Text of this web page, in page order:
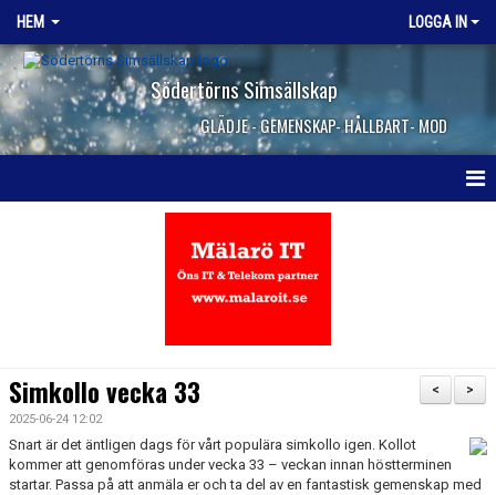
HEM LOGGA IN
Södertörns Simsällskap
GLÄDJE - GEMENSKAP- HÅLLBART- MOD
KONTAKTA OSS
JOBBA HOS OSS
>
<
Simkollo vecka 33
2025-06-24 12:02
Snart är det äntligen dags för vårt populära simkollo igen. Kollot
kommer att genomföras under vecka 33 – veckan innan höstterminen
startar. Passa på att anmäla eroch ta del av en fantastisk gemenskap med